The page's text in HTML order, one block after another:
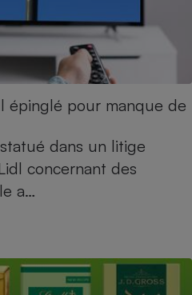
épinglé pour manque de
dans un litige
concernant des
a…